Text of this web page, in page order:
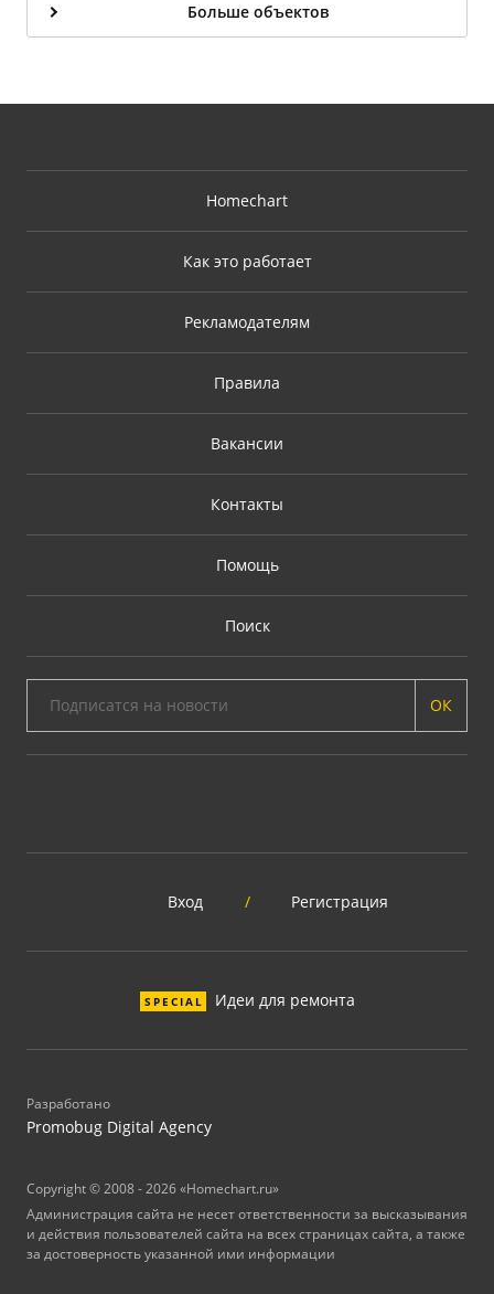
Больше объектов
Homechart
Как это работает
Рекламодателям
Правила
Вакансии
Контакты
Помощь
Поиск
ОК
Вход / Регистрация
SPECIAL Идеи для ремонта
Разработано
Promobug Digital Agency
Copyright © 2008 - 2026 «Homechart.ru»
Администрация сайта не несет ответственности за высказывания
и действия пользователей сайта на всех страницах сайта, а также
за достоверность указанной ими информации